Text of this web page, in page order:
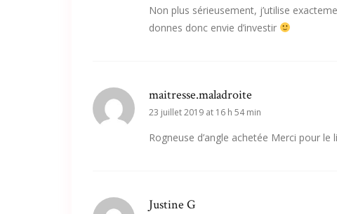
Non plus sérieusement, j’utilise
donnes donc envie d’investir
maitresse.maladroite
23 juillet 2019 at 16 h 54 min
Rogneuse d’angle achetée Merci pour le
Justine G